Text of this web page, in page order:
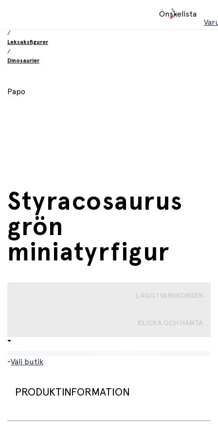
Önskelista
/
Leksaksfigurer
/
Dinosaurier
Papo
Styracosaurus
grön
miniatyrfigur
LÄGG I VARUKORGEN
KLICKA OCH HÄMTA
-Välj butik
PRODUKTINFORMATION
Leksaksfigur, Styracosaurus dinosaurie från Papo